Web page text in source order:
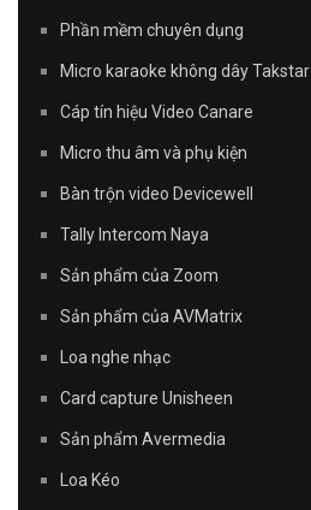
Phần mềm chuyên dụng
Micro karaoke không dây Takstar
Cáp tín hiệu Video Canare
Micro thu âm và phụ kiện
Bàn trộn video Devicewell
Tally Intercom Naya
Sản phẩm của Zoom
Sản phẩm của AVMatrix
Loa nghe nhạc
Card capture Unisheen
Sản phẩm Avermedia
Loa Kéo